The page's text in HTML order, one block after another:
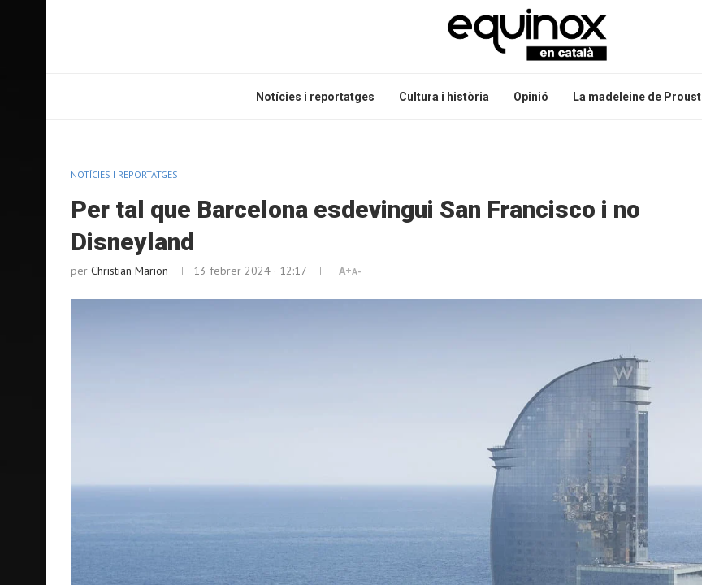
Notícies i reportatges Cultura i història Opinió La madeleine de Proust
NOTÍCIES I REPORTATGES
Per tal que Barcelona esdevingui San Francisco i no
Disneyland
per Christian Marion 13 febrer 2024 · 12:17 A+A-